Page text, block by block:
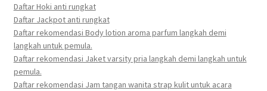
Daftar Hoki anti rungkat
Daftar Jackpot anti rungkat
Daftar rekomendasi Body lotion aroma parfum langkah demi
langkah untuk pemula.
Daftar rekomendasi Jaket varsity pria langkah demi langkah untuk
pemula.
Daftar rekomendasi Jam tangan wanita strap kulit untuk acara